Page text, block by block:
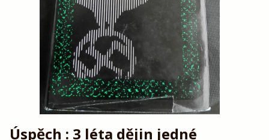
Úspěch : 3 léta dějin jedné